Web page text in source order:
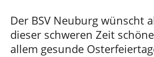
Der BSV Neuburg wünscht
dieser schweren Zeit
allem gesunde